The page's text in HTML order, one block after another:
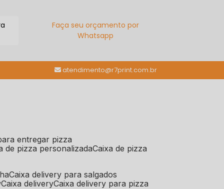
Faça seu orçamento por
Whatsapp
atendimento@r7print.com.br
entregar pizza
de pizza personalizada caixa de pizza
caixa delivery para salgados
caixa delivery caixa delivery para pizza